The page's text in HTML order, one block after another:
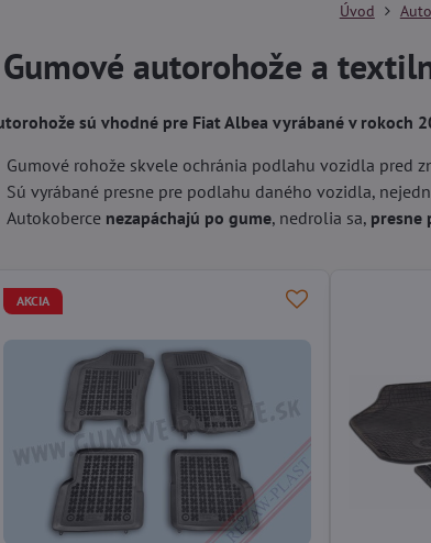
Úvod
Gumové autorohože a
sú vhodné pre Fiat Albea vyrábané v rokoch
Gumové rohože skvele ochránia podlahu vozidla pred
Sú vyrábané presne pre podlahu daného vozidla,
Autokoberce nezapáchajú po gume, nedrolia sa, presne
AKCIA